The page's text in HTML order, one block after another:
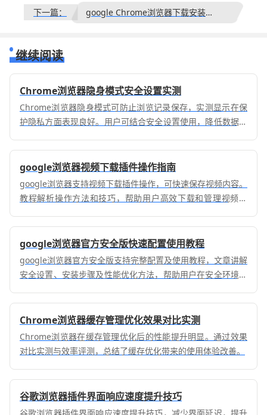
下一篇： google Chrome浏览器下载安装及浏览器辅助工具使用
继续阅读
Chrome浏览器隐身模式安全设置实测
Chrome浏览器隐身模式可防止浏览记录保存，实测显示在保
护隐私方面表现良好。用户可结合安全设置使用，降低数据泄
google浏览器视频下载插件操作指南
google浏览器支持视频下载插件操作，可快速保存视频内容。
教程解析操作方法和技巧，帮助用户高效下载和管理视频文
google浏览器官方安全版快速配置使用教程
google浏览器官方安全版支持完整配置及使用教程，文章讲解
安全设置、安装步骤及性能优化方法，帮助用户在安全环境下
Chrome浏览器缓存管理优化效果对比实测
Chrome浏览器在缓存管理优化后的性能提升明显。通过效果
对比实测与效率评测，总结了缓存优化带来的使用体验改善。
谷歌浏览器插件界面响应速度提升技巧